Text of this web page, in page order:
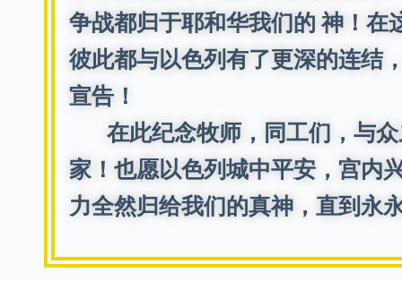
争战都归于耶和华我们的 神！在
彼此都与以色列有了更深的连结
宣告！
在此纪念牧师，同工们，与众
家！也愿以色列城中平安，宫内
力全然归给我们的真神，直到永